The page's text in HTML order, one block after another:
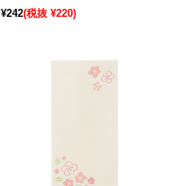
¥242(税抜 ¥220)